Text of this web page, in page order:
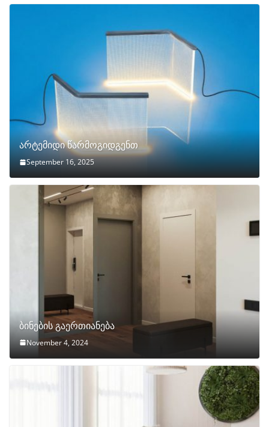
არტემიდი წარმოგიდგენთ
September 16, 2025
ბინების გაერთიანება
November 4, 2024